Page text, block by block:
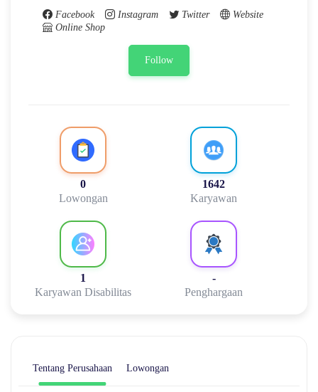
Facebook Instagram Twitter
Website
Online Shop
Follow
0
Lowongan
1642
Karyawan
1
Karyawan Disabilitas
-
Penghargaan
Tentang Perusahaan Lowongan